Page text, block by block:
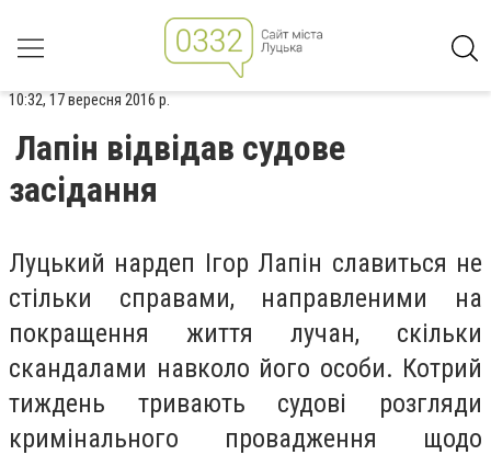
10:32, 17 вересня 2016 р.
Лапін відвідав судове
засідання
Луцький нардеп Ігор Лапін славиться не
стільки справами, направленими на
покращення життя лучан, скільки
скандалами навколо його особи. Котрий
тиждень тривають судові розгляди
кримінального провадження щодо